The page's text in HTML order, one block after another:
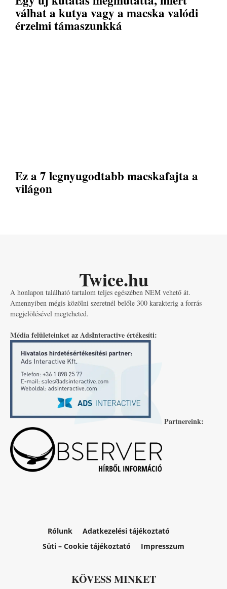
válhat a kutya vagy a macska valódi
érzelmi támaszunkká
Ez a 7 legnyugodtabb macskafajta a
világon
Twice.hu
A honlapon található tartalom teljes egészében NEM vehető át.
Amennyiben mégis közölni szeretnél belőle 300 karakterig a forrás
megjelölésével megteheted.
Média felületeinket az AdsInteractive értékesíti:
Partnereink:
Rólunk
Adatkezelési tájékoztató
Süti – Cookie tájékoztató
Impresszum
KÖVESS MINKET